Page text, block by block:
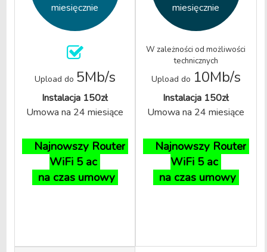
miesięcznie
Upload do 5Mb/s
Instalacja 150zł
Umowa na 24 miesiące
Najnowszy Router
WiFi 5 ac
na czas umowy
miesięcznie
W zależności od możliwości
technicznych
Upload do 10Mb/s
Instalacja 150zł
Umowa na 24 miesiące
Najnowszy Router
WiFi 5 ac
na czas umowy